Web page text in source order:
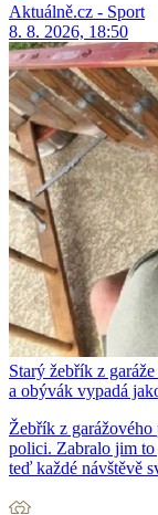
Aktuálně.cz - Sport
8. 8. 2026, 18:50
Starý žebřík z
a obývák vypadá
Žebřík z
polici. Zabralo jim to
teď každé návštěvě